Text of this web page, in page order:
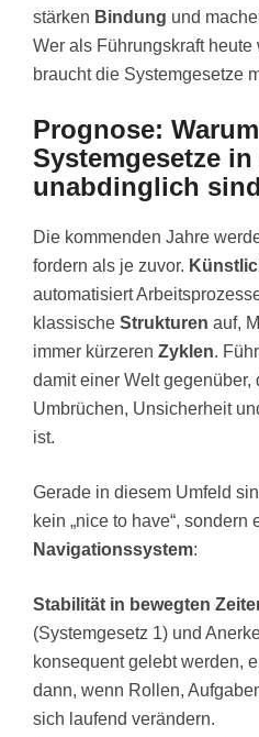
stärken Bindung und
Wer als Führungskraft
braucht die Systemgesetze
Prognose:
Systemgesetze
unabdinglich sind
Die kommenden Jahre
fordern als je zuvor.
automatisiert
klassische Strukturen auf,
immer kürzeren Zyklen.
damit einer Welt gegenüber,
Umbrüchen, Unsicherheit
ist.
Gerade in diesem Umfeld
kein „nice to have“, sondern
Navigationssystem:
Stabilität in bewegten
(Systemgesetz 1) und
konsequent gelebt werden,
dann, wenn Rollen,
sich laufend verändern.